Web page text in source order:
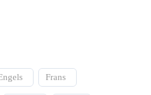
Frans